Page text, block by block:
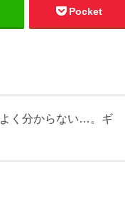
Pocket
く分からない…。ギ